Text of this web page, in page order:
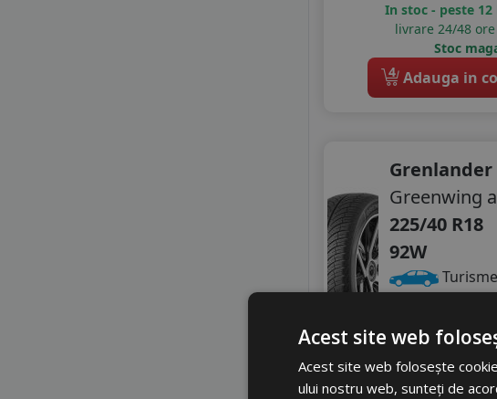
In stoc - peste 12
livrare 24/48 ore
Stoc
4 Adauga in
Grenlander
Greenwing
225/40 R18
92W
Turisme
461 RON
Discount 32 %
Acest site web
Acest site web folosește
ului nostru web, sunteți de